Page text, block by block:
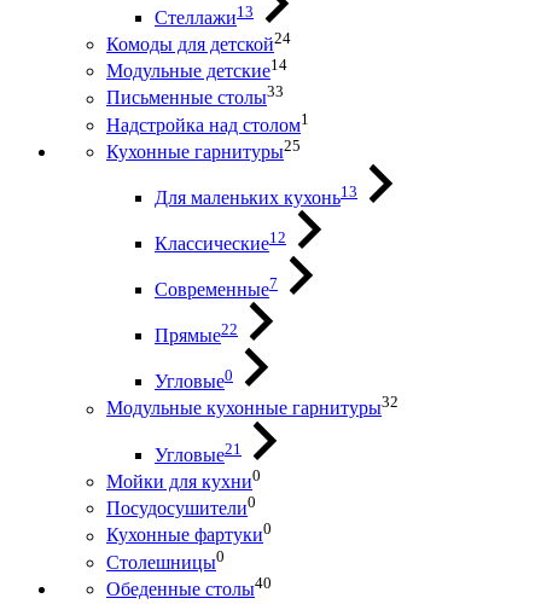
Стеллажи13
Комоды для детской24
Модульные детские14
Письменные столы33
Надстройка над столом1
Кухонные гарнитуры25
Для маленьких кухонь13
Классические12
Современные7
Прямые22
Угловые0
Модульные кухонные гарнитуры32
Угловые21
Мойки для кухни0
Посудосушители0
Кухонные фартуки0
Столешницы0
Обеденные столы40